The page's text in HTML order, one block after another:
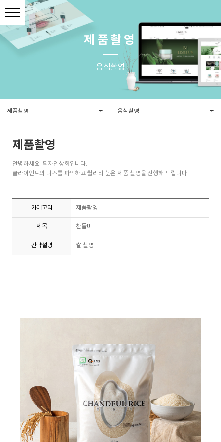
제품촬영
음식촬영
제품촬영 음식촬영
제품촬영
안녕하세요. 듸자인상회입니다.
클라이언트의 니즈를 파악하고 퀄리티 높은 제품 촬영을 진행해 드립니다.
카테고리 제품촬영
제목 찬들미
간략설명 쌀 촬영